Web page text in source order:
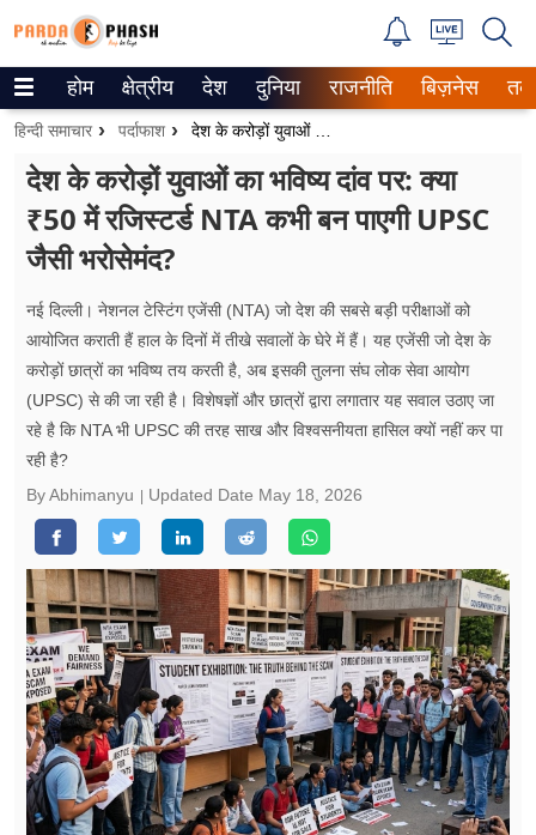
Trending on Google News
ePaper
वेब स्टोरीज
उत्तर प्रदेश
गैलरी
वीडियो
रिलेशनशिप
जीवन मंत्रा
फूड
सेहत
ब्‍यूटी
जॉब्स
शिक्षा
अन्य खबरें
होम क्षेत्रीय देश दुनिया राजनीति बिज़नेस
हिन्दी समाचार पर्दाफाश
देश के करोड़ों युवाओं का भविष्य दांव पर: क्या
₹50 में रजिस्टर्ड NTA कभी बन पाएगी UPSC
जैसी भरोसेमंद?
नई दिल्ली। नेशनल टेस्टिंग एजेंसी (NTA) जो देश की सबसे बड़ी परीक्षाओं को
आयोजित कराती हैं हाल के दिनों में तीखे सवालों के घेरे में हैं। यह एजेंसी जो देश के
करोड़ों छात्रों का भविष्य तय करती है, अब इसकी तुलना संघ लोक सेवा आयोग
(UPSC) से की जा रही है। विशेषज्ञों और छात्रों द्वारा लगातार यह सवाल उठाए जा
रहे है कि NTA भी UPSC की तरह साख और विश्वसनीयता हासिल क्यों नहीं कर पा
रही है?
By Abhimanyu
Updated Date May 18, 2026